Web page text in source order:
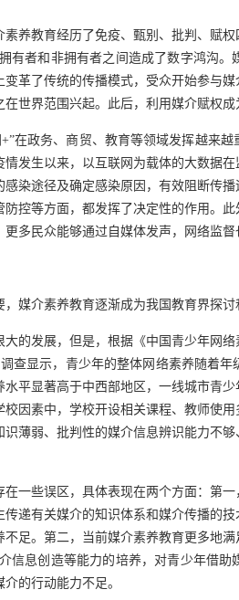
养教育经历了免疫、甄别、批判、赋
者和非拥有者之间造成了数字鸿沟
革了传统的传播模式，受众开始参与
世界范围兴起。此后，利用媒介赋权成
在政务、商贸、教育等领域发挥越来
发生以来，以互联网为载体的大数据在
染途径及确定感染原因，有效阻断传播
控等方面，都发挥了决定性的作用。
多民众能够通过自媒体发声，网络监督
媒介素养教育逐渐成为我国教育界探
的发展，但是，根据《中国青少年网
查显示，青少年的整体网络素养随着
平显著高于中西部地区，一线城市青
因素中，学校开设相关课程、教师使
薄弱、批判性的媒介信息辨识能力不
一些误区，具体表现在两个方面：第
递有关媒介的知识体系和媒介传播的
足。第二，当前媒介素养教育更多地
息创造等能力的培养，对青少年借
的行动能力不足。